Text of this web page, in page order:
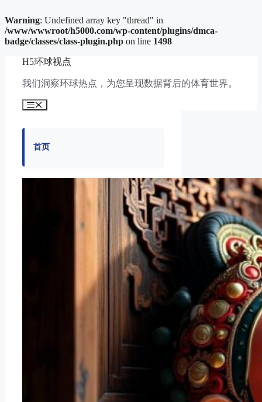
Warning: Undefined array key "thread" in
/www/wwwroot/h5000.com/wp-content/plugins/dmca-
badge/classes/class-plugin.php on line 1498
H5环球视点
我们洞察环球热点，为您呈现数据背后的体育世界。
菜
首页